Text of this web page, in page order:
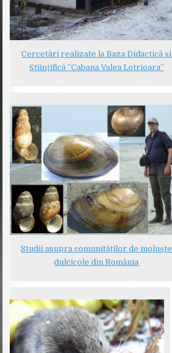
Cercetări realizate la Baza Didactică și
Științifică ”Cabana Valea Lotrioara”
Studii asupra comunităților de moluște
dulcicole din România